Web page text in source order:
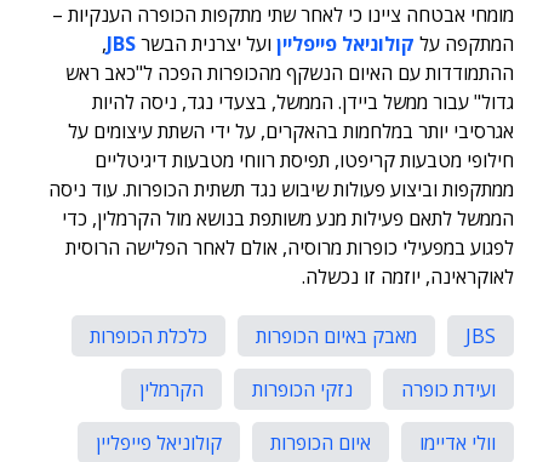
מומחי אבטחה ציינו כי לאחר שתי מתקפות הכופרה הענקיות –
המתקפה על קולוניאל פייפליין ועל יצרנית הבשרJBS
,
ההתמודדות עם האיום הנשקף מהכופרות הפכה ל"כאב ראש
גדול" עבור ממשל ביידן. הממשל, בצעדי נגד, ניסה להיות
אגרסיבי יותר במלחמות בהאקרים, על ידי השתת עיצומים על
חילופי מטבעות קריפטו, תפיסת רווחי מטבעות דיגיטליים
ממתקפות וביצוע פעולות שיבוש נגד תשתית הכופרות. עוד ניסה
הממשל לתאם פעילות מנע משותפת בנושא מול הקרמלין, כדי
לפגוע במפעילי כופרות מרוסיה, אולם לאחר הפלישה הרוסית
לאוקראינה, יוזמה זו נכשלה.
JBS מאבק באיום הכופרות
כלכלת הכופרות
ועידת כופרה
נזקי הכופרות
הקרמלין
וולי אדיימו
איום הכופרות
קולוניאל פייפליין